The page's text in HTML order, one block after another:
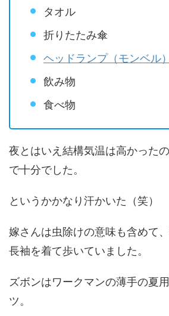
タオル
折りたたみ傘
ヘッドランプ（モンベル）
飲み物
食べ物
夜とはいえ結構気温は高かった
で十分でした。
というかかなり汗かいた（笑）
嫁さんは虫除けの意味も含めて
長袖を着て歩いていました。
ズボンはワークマンの薄手の夏
ツ。